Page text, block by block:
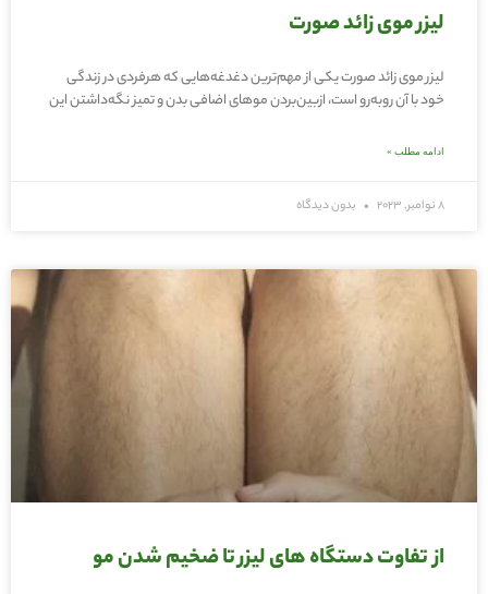
لیزر موی زائد صورت
لیزر موی زائد صورت یکی از مهم‌ترین دغدغه‌هایی که هرفردی در زندگی
خود با آن روبه‌رو است، ازبین‌بردن موهای اضافی بدن و تمیز نگه‌داشتن این
ادامه مطلب »
8 نوامبر, 2023 بدون دیدگاه
از تفاوت دستگاه های لیزر تا ضخیم شدن مو